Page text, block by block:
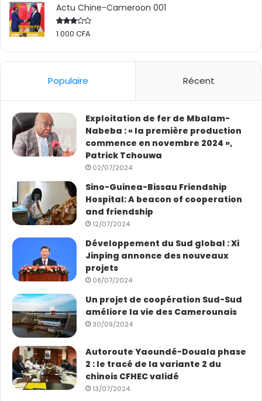
Actu Chine-Cameroon 001
Rated
1.000 CFA
Populaire Récent
Exploitation de fer de Mbalam-
Nabeba : « la première production
commence en novembre 2024 »,
Patrick Tchouwa
02/07/2024
Sino-Guinea-Bissau Friendship
Hospital: A beacon of cooperation
and friendship
12/07/2024
Développement du Sud global : Xi
Jinping annonce des nouveaux
projets
08/07/2024
Un projet de coopération Sud-Sud
améliore la vie des Camerounais
30/09/2024
Autoroute Yaoundé-Douala phase
2 : le tracé de la variante 2 du
chinois CFHEC validé
13/07/2024